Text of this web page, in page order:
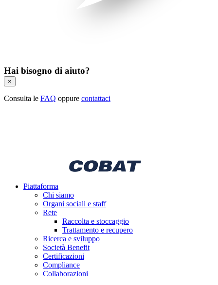
Hai bisogno di aiuto?
×
Consulta le FAQ oppure contattaci
Piattaforma
Chi siamo
Organi sociali e staff
Rete
Raccolta e stoccaggio
Trattamento e recupero
Ricerca e sviluppo
Società Benefit
Certificazioni
Compliance
Collaborazioni